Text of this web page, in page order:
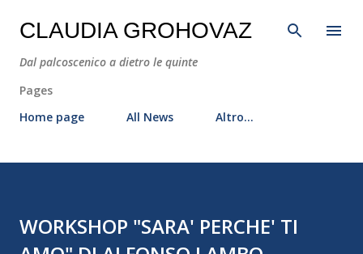
Passa ai contenuti principali
CLAUDIA GROHOVAZ
Dal palcoscenico a dietro le quinte
Pages
Home page
All News Altro…
WORKSHOP "SARA' PERCHE' TI